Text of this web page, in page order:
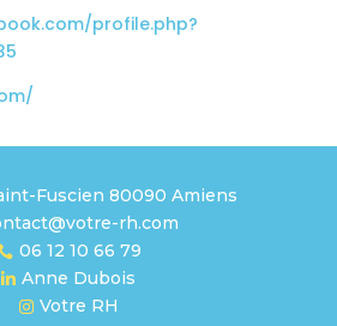
profile.php?
Fuscien 80090 Amiens
rh.com
06 12 10 66 79
 Anne Dubois
 Votre RH